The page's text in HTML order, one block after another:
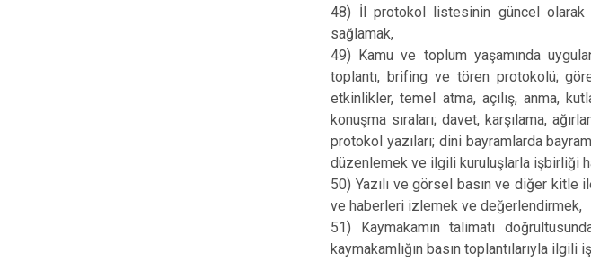
48) İl protokol listesinin güncel olarak
sağlamak,
49) Kamu ve toplum yaşamında
toplantı, brifing ve tören protokolü;
etkinlikler, temel atma, açılış, anma,
konuşma sıraları; davet, karşılama,
protokol yazıları; dini bayramlarda
düzenlemek ve ilgili kuruluşlarla işbirliği
50) Yazılı ve görsel basın ve diğer kitle
ve haberleri izlemek ve değerlendirmek,
51) Kaymakamın talimatı
kaymakamlığın basın toplantılarıyla ilgili